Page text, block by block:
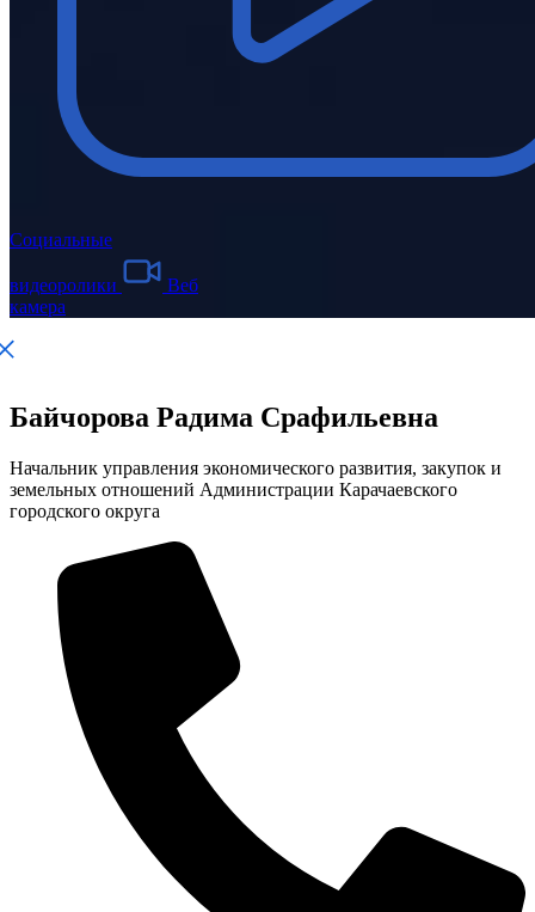
Социальные
видеоролики
Веб
камера
Байчорова Радима Срафильевна
Начальник управления экономического развития, закупок и
земельных отношений Администрации Карачаевского
городского округа